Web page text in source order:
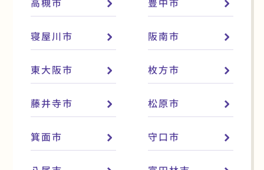
寝屋川市 阪南市
東大阪市 枚方市
藤井寺市 松原市
箕面市 守口市